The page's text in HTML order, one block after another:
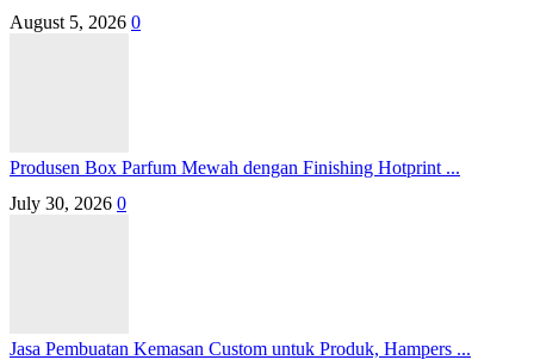
August 5, 2026 0
Produsen Box Parfum Mewah dengan Finishing Hotprint ...
July 30, 2026 0
Jasa Pembuatan Kemasan Custom untuk Produk, Hampers ...